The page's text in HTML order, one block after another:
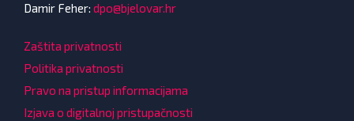
Damir Feher: dpo@bjelovar.hr
Zaštita privatnosti
Politika privatnosti
Pravo na pristup informacijama
Izjava o digitalnoj pristupačnosti